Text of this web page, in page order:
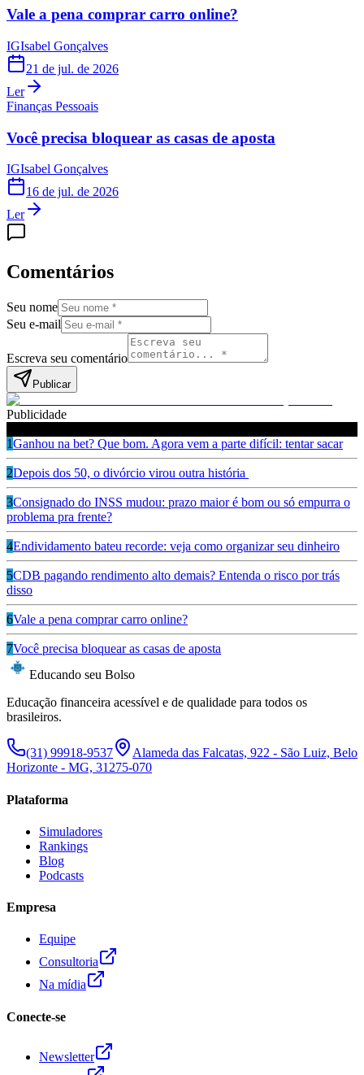
Vale a pena comprar carro online?
IGIsabel Gonçalves
21 de jul. de 2026
Ler
Finanças Pessoais
Você precisa bloquear as casas de aposta
IGIsabel Gonçalves
16 de jul. de 2026
Ler
Comentários
Seu nome
Seu e-mail
Escreva seu comentário
Publicar
Publicidade
1Ganhou na bet? Que bom. Agora vem a parte difícil: tentar sacar
2Depois dos 50, o divórcio virou outra história
3Consignado do INSS mudou: prazo maior é bom ou só empurra o
problema pra frente?
4Endividamento bateu recorde: veja como organizar seu dinheiro
5CDB pagando rendimento alto demais? Entenda o risco por trás
disso
6Vale a pena comprar carro online?
7Você precisa bloquear as casas de aposta
Educando seu Bolso
Educação financeira acessível e de qualidade para todos os
brasileiros.
(31) 99918-9537
Alameda das Falcatas, 922 - São Luiz, Belo
Horizonte - MG, 31275-070
Plataforma
Simuladores
Rankings
Blog
Podcasts
Empresa
Equipe
Consultoria
Na mídia
Conecte-se
Newsletter